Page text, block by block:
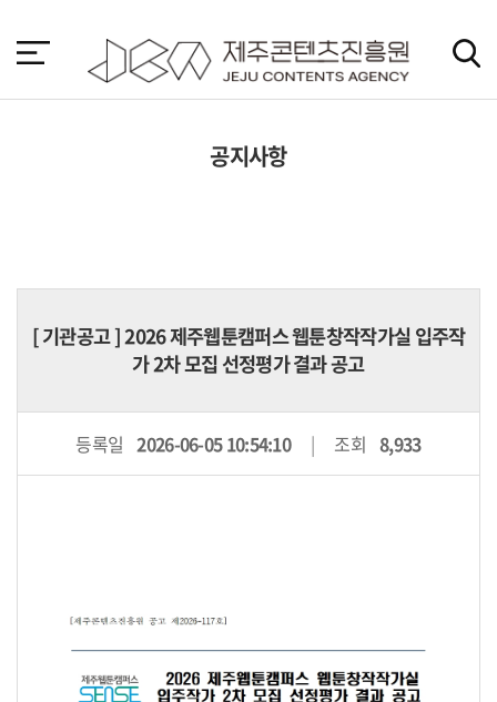
바
가
공지사항
[기관공고] 2026 제주웹툰캠퍼스 웹툰창작작가실 입주작
가 2차 모집 선정평가 결과 공고
등록일 2026-06-05 10:54:10 조회 8,933